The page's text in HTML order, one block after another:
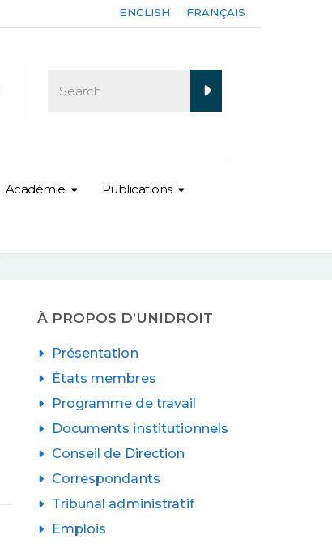
ENGLISH FRANÇAIS
Académie Publications
À PROPOS D’UNIDROIT
Présentation
États membres
Programme de travail
Documents institutionnels
Conseil de Direction
Correspondants
Tribunal administratif
Emplois